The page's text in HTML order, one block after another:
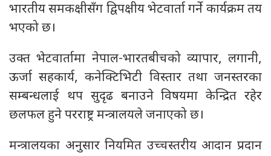
भारतीय समकक्षीसँग द्विपक्षीय भेटवार्ता गर्ने कार्यक्रम तय
भएको छ।
उक्त भेटवार्तामा नेपाल-भारतबीचको व्यापार, लगानी,
ऊर्जा सहकार्य, कनेक्टिभिटी विस्तार तथा जनस्तरका
सम्बन्धलाई थप सुदृढ बनाउने विषयमा केन्द्रित रहेर
छलफल हुने परराष्ट्र मन्त्रालयले जनाएको छ।
मन्त्रालयका अनुसार नियमित उच्चस्तरीय आदान प्रदान